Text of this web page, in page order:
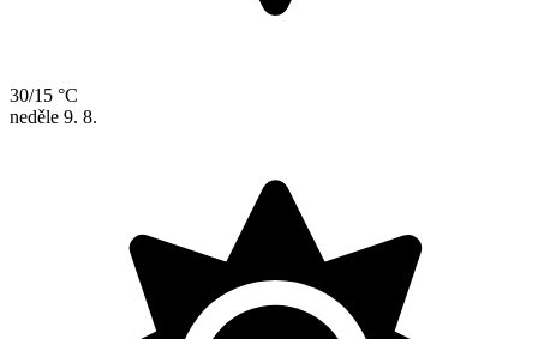
30/15 °C
neděle 9. 8.